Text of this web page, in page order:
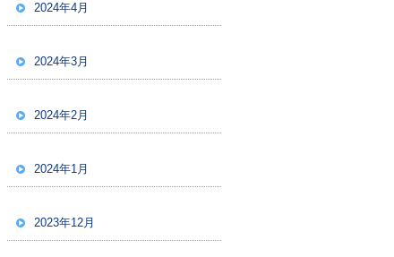
2024年4月
2024年3月
2024年2月
2024年1月
2023年12月